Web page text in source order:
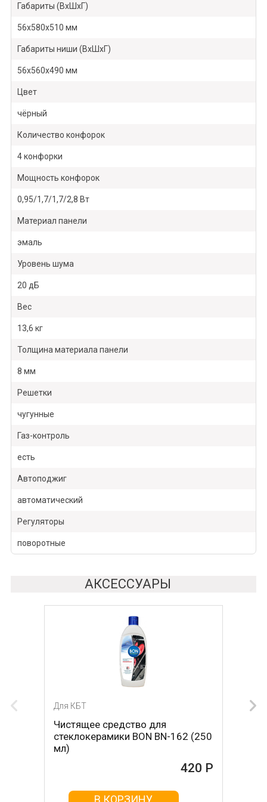
Габариты (ВхШхГ)
56х580х510 мм
Габариты ниши (ВхШхГ)
56х560х490 мм
Цвет
чёрный
Количество конфорок
4 конфорки
Мощность конфорок
0,95/1,7/1,7/2,8 Вт
Материал панели
эмаль
Уровень шума
20 дБ
Вес
13,6 кг
Толщина материала панели
8 мм
Решетки
чугунные
Газ-контроль
есть
Автоподжиг
автоматический
Регуляторы
поворотные
АКСЕССУАРЫ
Для КБТ
Чистящее средство для
стеклокерамики BON BN-162 (250
мл)
420 Р
В КОРЗИНУ
Для КБТ
Скребок для ухода за
стеклокерамикой BON BN-603
В КОРЗИНУ